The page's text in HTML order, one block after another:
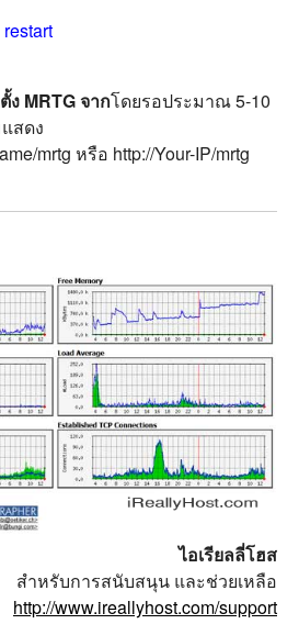
ง MRTG จากโดยรอประมาณ 5-10
สดง
mrtg หรือ http://Your-IP/mrtg
ไอเรียลลี่โฮส
สำหรับการสนับสนุน และช่วยเหลือ
http://www.ireallyhost.com/support